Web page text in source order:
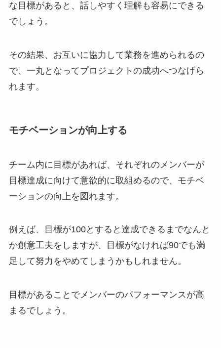
な目標があると、話しやすく理解も容易にできる
でしょう。
その結果、お互いに協力して業務を進められるの
で、一丸となってプロジェクトの成功へつなげら
れます。
モチベーションが向上する
チーム内に目標があれば、それぞれのメンバーが
目標達成に向けて意欲的に取組めるので、モチベ
ーションの向上を図れます。
例えば、目標が100とすると達成できるまでなんと
か創意工夫をしますが、目標がなければ90でも満
足して努力をやめてしまうかもしれません。
目標があることでメンバーのパフォーマンスが高
まるでしょう。